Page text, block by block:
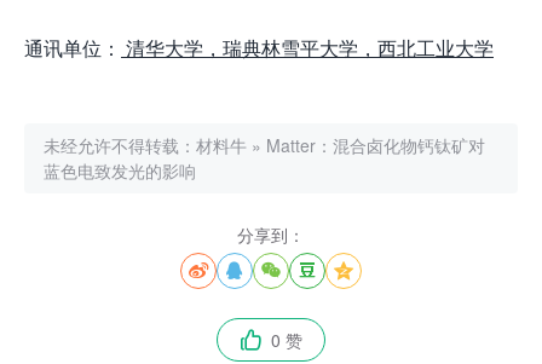
通讯单位： 清华大学 ，瑞典林雪平大学，西北工业大学
未经允许不得转载： 材料牛 » Matter：混合卤化物钙钛矿对
蓝色电致发光的影响
分享到：
    
 0 赞